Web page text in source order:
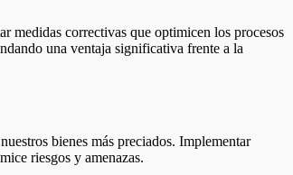
medidas correctivas que optimicen los procesos
una ventaja significativa frente a la
bienes más preciados. Implementar
riesgos y amenazas.